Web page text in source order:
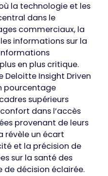
où la technologie et les
dans le
commerciaux, la
informations sur la
en plus critique.
Deloitte Insight Driven
pourcentage
supérieurs
dans l’accès
provenant de leurs
révèle un écart
et la précision de
sur la santé des
de décision éclairée.